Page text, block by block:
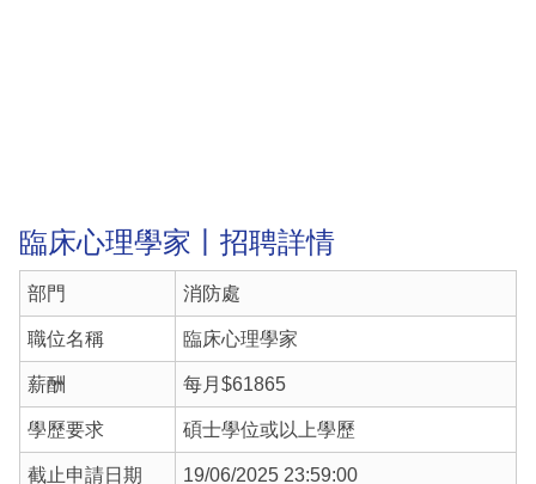
臨床心理學家丨招聘詳情
部門 消防處
職位名稱 臨床心理學家
薪酬 每月$61865
學歷要求 碩士學位或以上學歷
截止申請日期 19/06/2025 23:59:00